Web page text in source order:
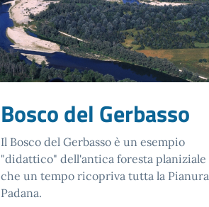
Bosco del Gerbasso
Il Bosco del Gerbasso è un esempio
"didattico" dell'antica foresta planiziale
che un tempo ricopriva tutta la Pianura
Padana.